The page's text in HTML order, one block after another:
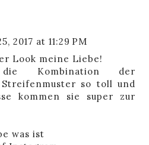
2017 at 11:29 PM
Look meine Liebe!
Kombination der
so toll und
kommen sie super zur
was ist